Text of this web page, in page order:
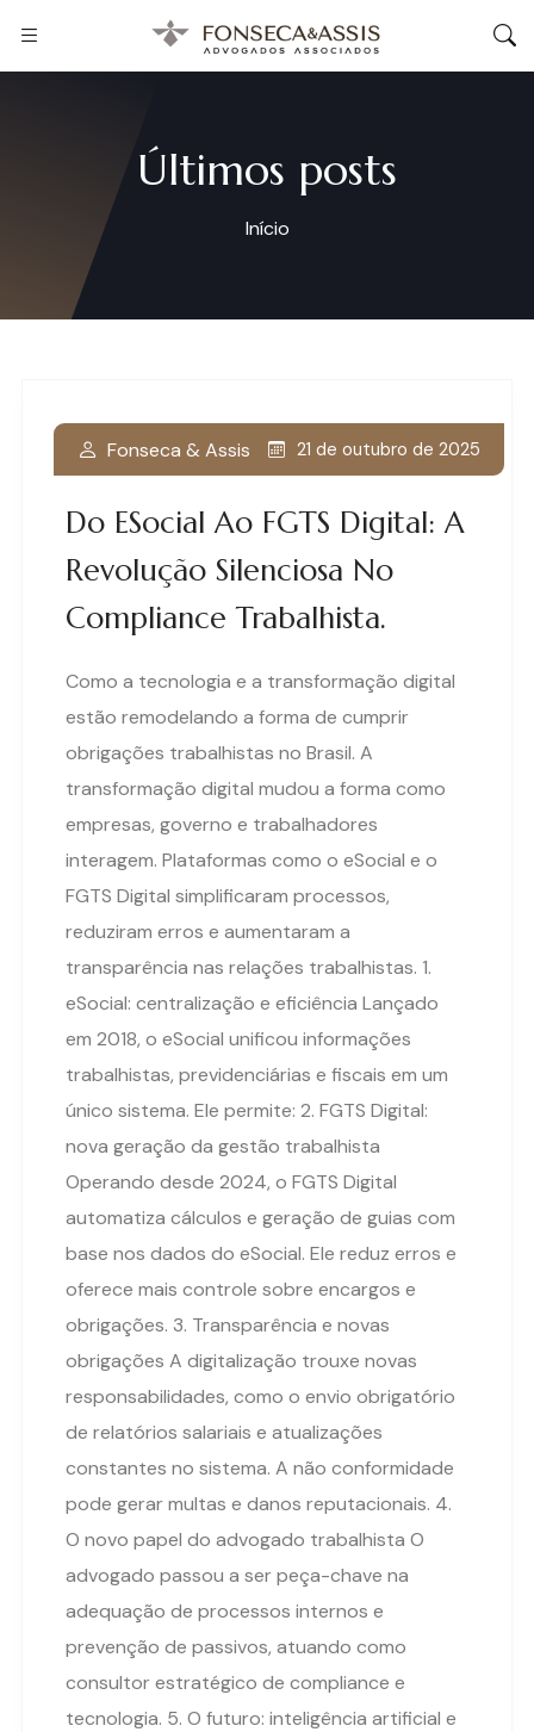
Últimos posts
Início
Do ESocial Ao FGTS Digital: A
Revolução Silenciosa No
Compliance Trabalhista.
Fonseca & Assis 21 de outubro de 2025
Como a tecnologia e a transformação digital
estão remodelando a forma de cumprir
obrigações trabalhistas no Brasil. A
transformação digital mudou a forma como
empresas, governo e trabalhadores
interagem. Plataformas como o eSocial e o
FGTS Digital simplificaram processos,
reduziram erros e aumentaram a
transparência nas relações trabalhistas. 1.
eSocial: centralização e eficiência Lançado
em 2018, o eSocial unificou informações
trabalhistas, previdenciárias e fiscais em um
único sistema. Ele permite: 2. FGTS Digital:
nova geração da gestão trabalhista
Operando desde 2024, o FGTS Digital
automatiza cálculos e geração de guias com
base nos dados do eSocial. Ele reduz erros e
oferece mais controle sobre encargos e
obrigações. 3. Transparência e novas
obrigações A digitalização trouxe novas
responsabilidades, como o envio obrigatório
de relatórios salariais e atualizações
constantes no sistema. A não conformidade
pode gerar multas e danos reputacionais. 4.
O novo papel do advogado trabalhista O
advogado passou a ser peça-chave na
adequação de processos internos e
prevenção de passivos, atuando como
consultor estratégico de compliance e
tecnologia. 5. O futuro: inteligência artificial e